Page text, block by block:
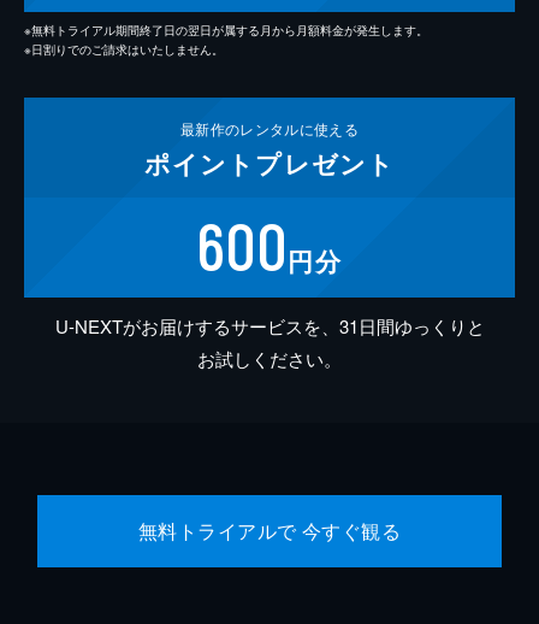
※無料トライアル期間終了日の翌日が属する月から月額料金が発生します。
※日割りでのご請求はいたしません。
最新作のレンタルに使える
ポイント プレゼント
600円分
U-NEXTがお届けするサービスを、31日間ゆっくりと
お試しください。
無料トライアルで 今すぐ観る